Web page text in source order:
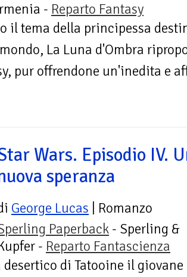
- Reparto Fantasy
il tema della principessa
La Luna d'Ombra
pur offrendone un'inedita e
Wars. Episodio IV.
speranza
George Lucas | Romanzo
Paperback - Sperling &
- Reparto Fantascienza
di Tatooine il giovane